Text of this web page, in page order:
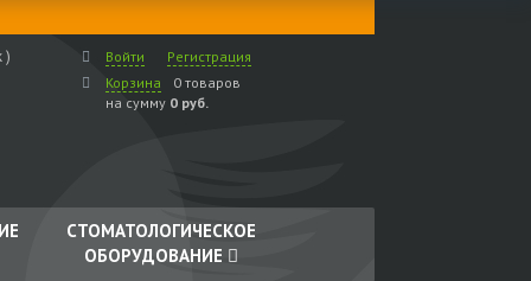
) Войти
Регистрация
Корзина
0 товаров
на сумму 0 руб.
СТОМАТОЛОГИЧЕСКОЕ
ОБОРУДОВАНИЕ